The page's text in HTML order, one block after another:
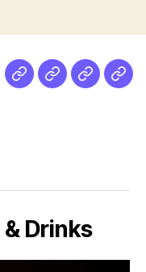
NetzMedien
Drinks